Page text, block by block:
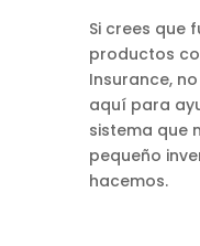
Si crees que
productos
Insurance,
aquí para
sistema que
pequeño
hacemos.